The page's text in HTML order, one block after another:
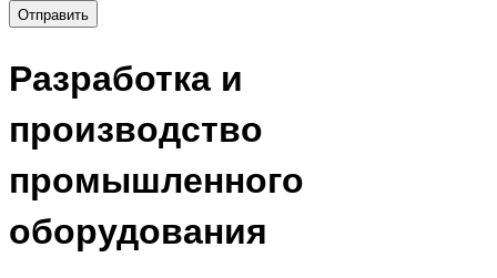
Разработка и
производство
промышленного
оборудования